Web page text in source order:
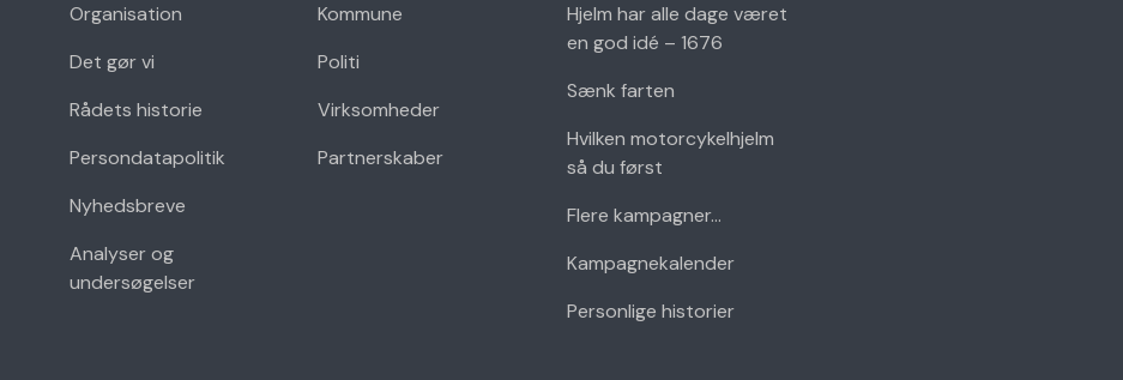
Organisation
Det gør vi
Rådets historie
Persondatapolitik
Nyhedsbreve
Analyser og
undersøgelser
Kommune
Politi
Virksomheder
Partnerskaber
Hjelm har alle dage været
en god idé – 1676
Sænk farten
Hvilken motorcykelhjelm
så du først
Flere kampagner...
Kampagnekalender
Personlige historier